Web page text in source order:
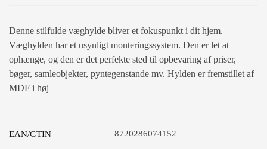
Denne stilfulde væghylde bliver et fokuspunkt i dit hjem.
Væghylden har et usynligt monteringssystem. Den er let at
ophænge, og den er det perfekte sted til opbevaring af priser,
bøger, samleobjekter, pyntegenstande mv. Hylden er fremstillet af
MDF i høj
EAN/GTIN 8720286074152